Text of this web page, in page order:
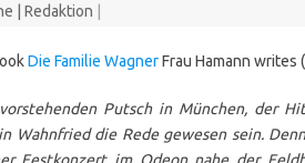
| Redaktion
Die Familie WagnerFrau Hamann writes
Putsch in München, der
Wahnfried die Rede gewesen sein.